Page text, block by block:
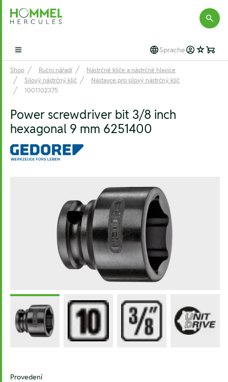
Hommel Hercules
Open main menu Sprache
Shop Ruční nářadí
Nástrčné klíče a nástrčné hlavice
Silový nástrčný klíč
Nástavce pro silový nástrčný klíč
1001102375
Power screwdriver bit 3/8 inch
hexagonal 9 mm 6251400
Provedení